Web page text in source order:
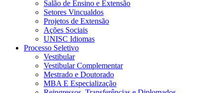
Salão de Ensino e Extensão
Setores Vincualdos
Projetos de Extensão
Ações Sociais
UNISC Idiomas
Processo Seletivo
Vestibular
Vestibular Complementar
Mestrado e Doutorado
MBA E Especialização